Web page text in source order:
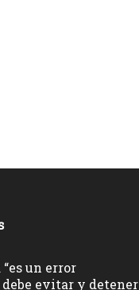
“es un error
evitar y detener